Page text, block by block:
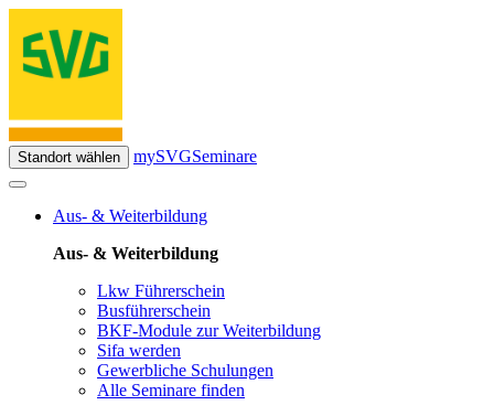
Standort wählen mySVGSeminare
Aus- & Weiterbildung
Aus- & Weiterbildung
Lkw Führerschein
Busführerschein
BKF-Module zur Weiterbildung
Sifa werden
Gewerbliche Schulungen
Alle Seminare finden